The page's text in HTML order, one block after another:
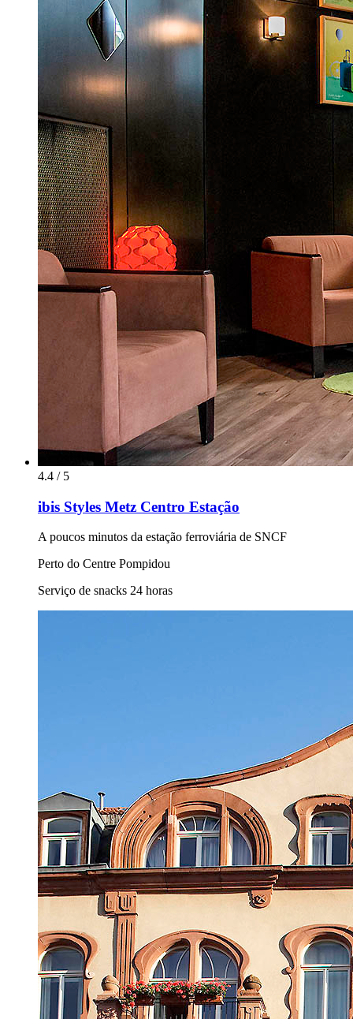
4.4 / 5
ibis Styles Metz Centro Estação
A poucos minutos da estação ferroviária de SNCF
Perto do Centre Pompidou
Serviço de snacks 24 horas